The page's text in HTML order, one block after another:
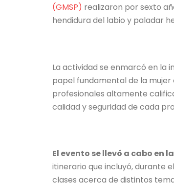
(GMSP) realizaron por sexto
hendidura del labio y paladar
La actividad se enmarcó en la
papel fundamental de la mujer
profesionales altamente
calidad y seguridad de cada
El evento se llevó a cabo en
itinerario que incluyó, durante
clases acerca de distintos